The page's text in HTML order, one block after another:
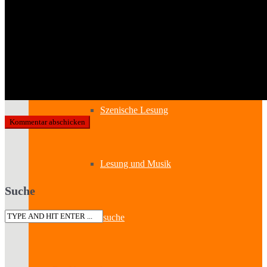
Szenische Lesung
Lesung und Musik
Spurensuche
Suche